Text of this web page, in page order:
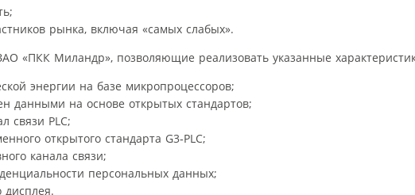
рынка, включая «самых слабых».
«ПКК Миландр», позволяющие реализовать указанные
энергии на базе микропроцессоров;
данными на основе открытых стандартов;
связи PLC;
открытого стандарта G3‑PLC;
канала связи;
персональных данных;